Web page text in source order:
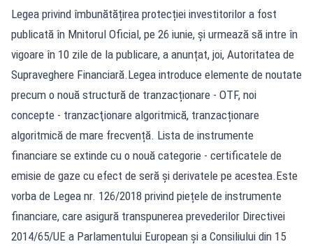
Legea privind îmbunătățirea protecției investitorilor a fost
publicată în Mnitorul Oficial, pe 26 iunie, și urmează să intre în
vigoare în 10 zile de la publicare, a anunțat, joi, Autoritatea de
Supraveghere Financiară.Legea introduce elemente de noutate
precum o nouă structură de tranzacționare - OTF, noi
concepte - tranzacţionare algoritmică, tranzacționare
algoritmică de mare frecvență. Lista de instrumente
financiare se extinde cu o nouă categorie - certificatele de
emisie de gaze cu efect de seră şi derivatele pe acestea.Este
vorba de Legea nr. 126/2018 privind piețele de instrumente
financiare, care asigură transpunerea prevederilor Directivei
2014/65/UE a Parlamentului European și a Consiliului din 15